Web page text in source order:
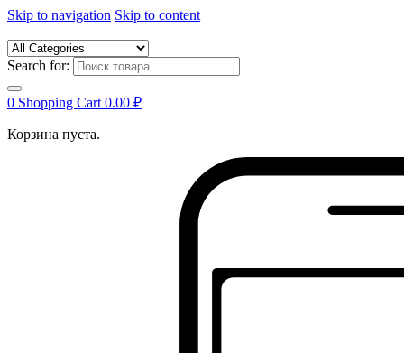
Skip to navigation Skip to content
Search for:
0 Shopping Cart 0.00 ₽
Корзина пуста.